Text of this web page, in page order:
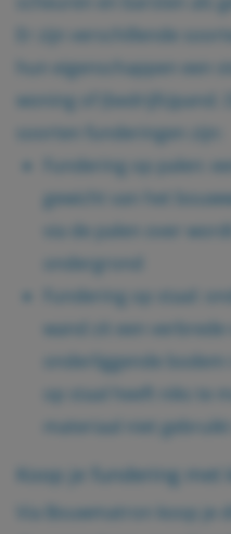
Er zijn verschillende
hun eigenschappen een
woning of (bedrijfs)pand.
soorten funderingen zijn:
Fundering op palen:
gewicht van het
via de palen over
ondergrond
Fundering op staal:
wand zit een verbrede
onderliggende
op staal heeft niks te
materiaal niet gebruikt
Koop je fundering
Via Bouwmatron koop je
uw voorkeuren